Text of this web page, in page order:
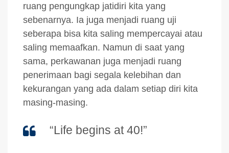
ruang pengungkap jatidiri kita yang
sebenarnya. Ia juga menjadi ruang uji
seberapa bisa kita saling mempercayai atau
saling memaafkan. Namun di saat yang
sama, perkawanan juga menjadi ruang
penerimaan bagi segala kelebihan dan
kekurangan yang ada dalam setiap diri kita
masing-masing.
“Life begins at 40!”